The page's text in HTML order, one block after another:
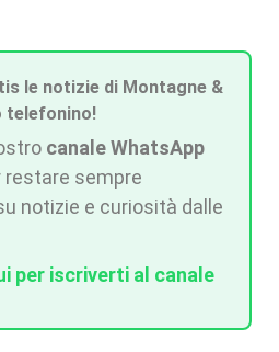
le notizie di Montagne &
telefonino!
canale WhatsApp
restare sempre
notizie e curiosità dalle
per iscriverti al canale